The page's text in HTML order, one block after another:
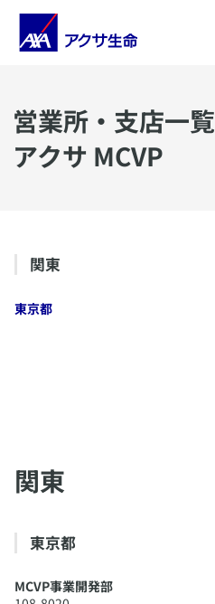
​営業所・支店一覧
アクサ MCVP
​関東
東京都
​関東
​東京都
MCVP事業開発部